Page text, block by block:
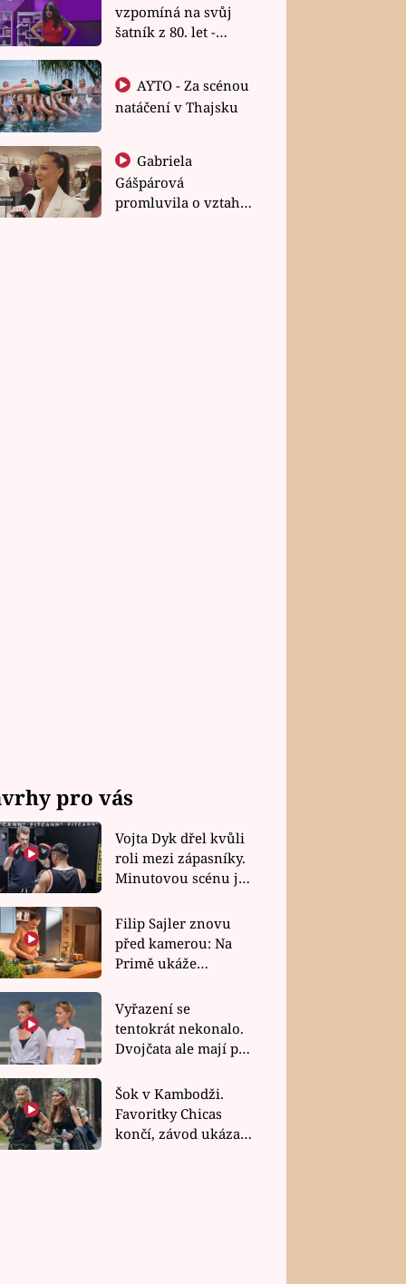
vzpomíná na svůj
šatník z 80. let -
natáčení v Thajsku
Gabriela
Gášpárová
promluvila o vztahu
pro vás
Vojta Dyk dřel kvůli
roli mezi zápasníky.
Minutovou scénu jel
Filip Sajler znovu
před kamerou: Na
Primě ukáže
rychlé recepty
Vyřazení se
tentokrát nekonalo.
Dvojčata ale mají po
závodu nůž na krku
Šok v Kambodži.
Favoritky Chicas
končí, závod ukázal